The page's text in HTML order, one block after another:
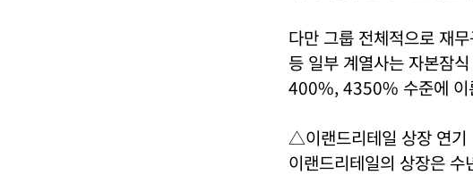
다만 그룹 전체적으로 재
등 일부 계열사는 자본잠
400%, 4350% 수준에 이
△이랜드리테일 상장 연기
이랜드리테일의 상장은